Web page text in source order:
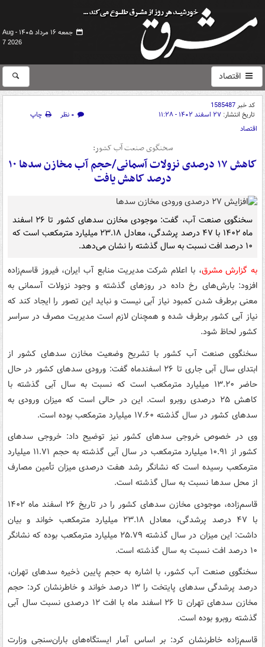
جمعه ۱۶ مرداد ۱۴۰۵ -
Aug
7 2026
اقتصاد
کد خبر1585487
تاریخ انتشار: ۲۷ اسفند ۱۴۰۲ - ۱۱:۲۸ ۰ نظر
چاپ
اقتصاد
سخنگوی صنعت آب کشور:
کاهش ۱۷ درصدی نزولات آسمانی/حجم آب مخازن سدها ۱۰
درصد کاهش یافت
سخنگوی صنعت آب، گفت: موجودی مخازن سدهای کشور تا ۲۶ اسفند
ماه ۱۴۰۲ با ۴۷ درصد پرشدگی، معادل ۲۳.۱۸ میلیارد مترمکعب است که
۱۰ درصد افت نسبت به سال گذشته را نشان می‌دهد.
به گزارش مشرق، با اعلام شرکت مدیریت منابع آب ایران، فیروز قاسم‌زاده
افزود: بارش‌های رخ داده در روزهای گذشته و وجود نزولات آسمانی به
معنی برطرف شدن کمبود نیاز آبی نیست و نباید این تصور را ایجاد کند که
نیاز آبی کشور برطرف شده و همچنان لازم است مدیریت مصرف در سراسر
کشور لحاظ شود.
سخنگوی صنعت آب کشور با تشریح وضعیت مخازن سدهای کشور از
ابتدای سال آبی جاری تا ۲۶ اسفندماه گفت: ورودی‌ سدهای کشور در حال
حاضر ۱۳.۲۰ میلیارد مترمکعب است که نسبت به سال آبی گذشته با
کاهش ۲۵ درصدی روبرو است. این در حالی است که میزان ورودی به
سدهای کشور در سال گذشته ۱۷.۶۰ میلیارد مترمکعب بوده است.
وی در خصوص خروجی سدهای کشور نیز توضیح داد: خروجی سدهای
کشور از ۱۰.۹۱ میلیارد مترمکعب در سال آبی گذشته به حجم ۱۱.۷۱ میلیارد
مترمکعب رسیده است که نشانگر رشد هفت درصدی میزان تأمین مصارف
از محل سدها نسبت به سال گذشته است.
قاسم‌زاده، موجودی مخازن سدهای کشور را در تاریخ ۲۶ اسفند ماه ۱۴۰۲
با ۴۷ درصد پرشدگی، معادل ۲۳.۱۸ میلیارد مترمکعب خواند و بیان
داشت: این میزان در سال گذشته ۲۵.۷۹ میلیارد مترمکعب بوده که نشانگر
۱۰ درصد افت نسبت به سال گذشته است.
سخنگوی صنعت آب کشور، با اشاره به حجم پایین ذخیره سدهای تهران،
درصد پرشدگی سدهای پایتخت را ۱۳ درصد خواند و خاطرنشان کرد: حجم
مخازن سدهای تهران تا ۲۶ اسفند ماه با افت ۱۲ درصدی نسبت سال آبی
گذشته روبرو بوده است.
قاسم‌زاده خاطرنشان کرد: بر اساس آمار ایستگاه‌های باران‌سنجی وزارت